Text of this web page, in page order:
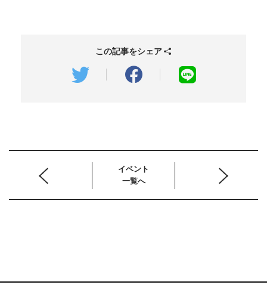
この記事をシェア
イベント
一覧へ